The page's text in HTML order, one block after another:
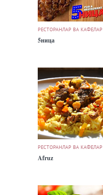
РЕСТОРАНЛАР ВА КАФЕЛАР
5ница
РЕСТОРАНЛАР ВА КАФЕЛАР
Afruz